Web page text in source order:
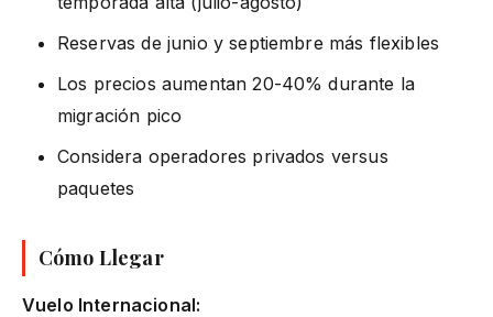
Reservas de junio y septiembre más flexibles
Los precios aumentan 20-40% durante la
migración pico
Considera operadores privados versus
paquetes
Cómo Llegar
Vuelo Internacional: